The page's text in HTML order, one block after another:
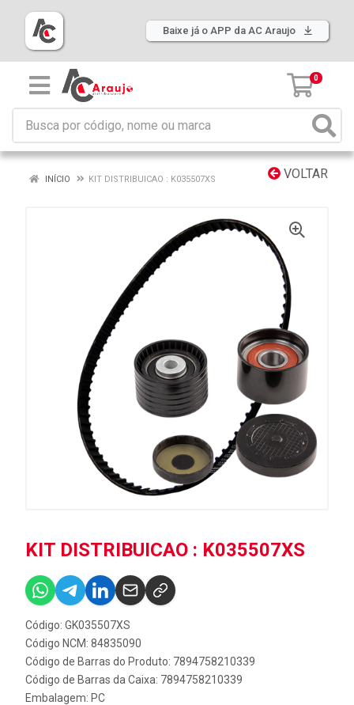
Baixe já o APP da AC Araujo
0
VOLTAR
INÍCIO KIT DISTRIBUICAO : K035507XS
KIT DISTRIBUICAO : K035507XS
Código: GK035507XS
Código NCM: 84835090
Código de Barras do Produto: 7894758210339
Código de Barras da Caixa: 7894758210339
Embalagem: PC